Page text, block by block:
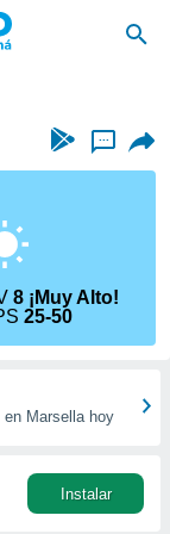
...
8 ¡Muy Alto!
25-50
Marsella hoy
Instalar